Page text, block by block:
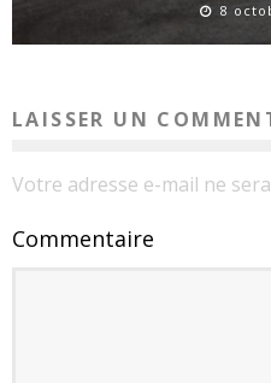
8
LAISSER UN
Votre adresse e-mail ne
Commentaire